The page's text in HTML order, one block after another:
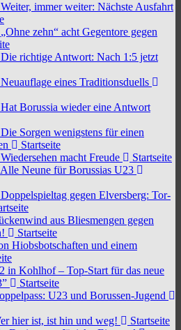
Weiter, immer weiter: Nächste Ausfahrt
„Ohne zehn“ acht Gegentore gegen
Die richtige Antwort: Nach 1:5 jetzt
Neuauflage eines Traditionsduells
Hat Borussia wieder eine Antwort
Die Sorgen wenigstens für einen
Startseite
Wiedersehen macht Freude
Startseite
Alle Neune für Borussias U23
Doppelspieltag gegen Elversberg: Tor-
aus Bliesmengen gegen
Startseite
Hiobsbotschaften und einem
in Kohlhof – Top-Start für das neue
Startseite
U23 und Borussen-Jugend
hier ist, ist hin und weg!
Startseite